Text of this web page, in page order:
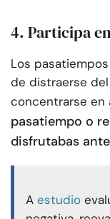
4. Participa
Los
de distraerse
concentrarse en
pasatiempo o
disfrutabas
A estudio